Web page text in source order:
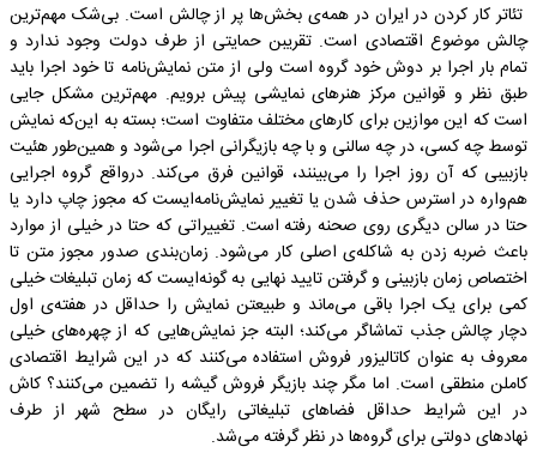
تئاتر کار کردن در ایران در همه‌ی بخش‌ها پر از چالش است. بی‌شک مهم‌ترین
چالش موضوع اقتصادی است. تقریبن حمایتی از طرف دولت وجود ندارد و
تمام بار اجرا بر دوش‌ خود گروه است ولی از متن نمایش‌نامه تا خود اجرا باید
طبق نظر و قوانین مرکز هنرهای نمایشی پیش برویم. مهم‌ترین مشکل جایی
است که این موازین برای کارهای مختلف متفاوت است؛ بسته به این‌که نمایش
توسط چه کسی، در چه سالنی و با چه بازیگرانی اجرا می‌شود و همین‌طور هئیت
بازبیبی که آن روز اجرا را می‌بینند، قوانین فرق می‌کند. درواقع گروه اجرایی
هم‌واره در استرس حذف شدن یا تغییر نمایش‌نامه‌ایست که مجوز چاپ دارد یا
حتا در سالن دیگری روی‌ صحنه رفته است. تغییراتی که حتا در خیلی از موارد
باعث ضربه زدن به شاکله‌ی اصلی کار می‌شود. زمان‌بندی صدور مجوز متن تا
اختصاص زمان بازبینی و گرفتن تایید نهایی به گونه‌ایست که زمان تبلیغات خیلی
کمی برای یک‌ اجرا باقی می‌ماند و طبیعتن نمایش را حداقل در هفته‌ی او‌ل
دچار چالش جذب تماشاگر می‌کند؛ البته جز‌ نمایش‌هایی که از چهره‌های خیلی
معروف به عنوان کاتالیزور فروش استفاده می‌کنند که در این شرایط اقتصادی
کاملن منطقی است. اما مگر چند بازیگر فروش گیشه را تضمین می‌کنند؟ کاش
در این شرایط حداقل فضاهای تبلیغاتی رایگان در سطح شهر از طرف
نهادهای دولتی برای گروه‌ها در نظر گرفته می‌شد.